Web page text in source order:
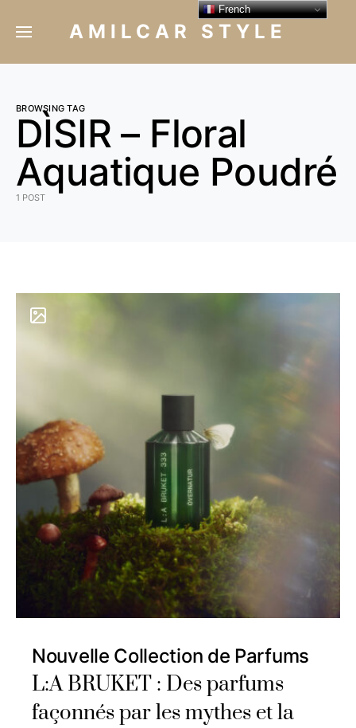
AMILCAR STYLE
BROWSING TAG
DÌSIR – Floral
Aquatique Poudré
1 POST
Nouvelle Collection de Parfums
L:A BRUKET : Des parfums
façonnés par les mythes et la
French